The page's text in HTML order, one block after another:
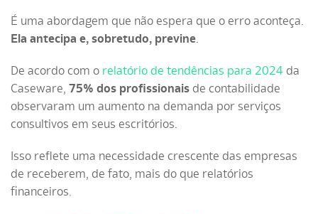
É uma abordagem que não espera que o erro aconteça.
Ela antecipa e, sobretudo, previne.
De acordo com o relatório de tendências para 2024 da
Caseware, 75% dos profissionais de contabilidade
observaram um aumento na demanda por serviços
consultivos em seus escritórios​.
Isso reflete uma necessidade crescente das empresas
de receberem, de fato, mais do que relatórios
financeiros.